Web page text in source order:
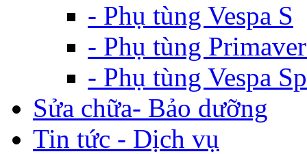
- Phụ tùng Vespa S
- Phụ tùng
- Phụ tùng Vespa
Sửa chữa- Bảo dưỡng
Tin tức - Dịch vụ